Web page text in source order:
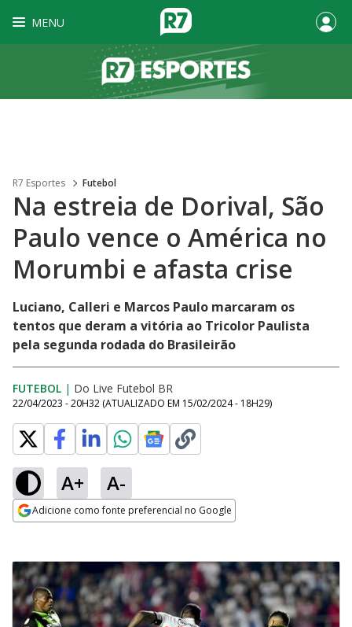
MENU
R7 Esportes Futebol
Na estreia de Dorival, São
Paulo vence o América no
Morumbi e afasta crise
Luciano, Calleri e Marcos Paulo marcaram os
tentos que deram a vitória ao Tricolor Paulista
pela segunda rodada do Brasileirão
FUTEBOL | Do Live Futebol BR
22/04/2023 - 20H32 (ATUALIZADO EM 15/02/2024 - 18H29)
A+ A-
Adicione como fonte preferencial no Google